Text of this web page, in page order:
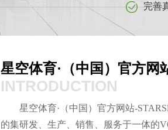
完善
星空体育·（中国）官方网
INTRODUCTION
星空体育·（中国）官方网站-
的集研发、生产、销售、服务于一体的